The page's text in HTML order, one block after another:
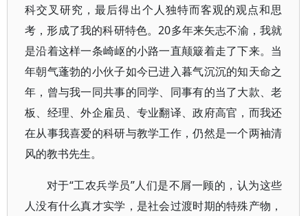
科交叉研究，最后得出个人独特而客观的观点和思
考，形成了我的科研特色。20多年来矢志不渝，我就
是沿着这样一条崎岖的小路一直颠簸着走了下来。当
年朝气蓬勃的小伙子如今已进入暮气沉沉的知天命之
年，曾与我一同共事的同学、同事有的当了大款、老
板、经理、外企雇员、专业翻译、政府高官，而我还
在从事我喜爱的科研与教学工作，仍然是一个两袖清
风的教书先生。
对于“工农兵学员”人们是不屑一顾的，认为这些
人没有什么真才实学，是社会过渡时期的特殊产物，